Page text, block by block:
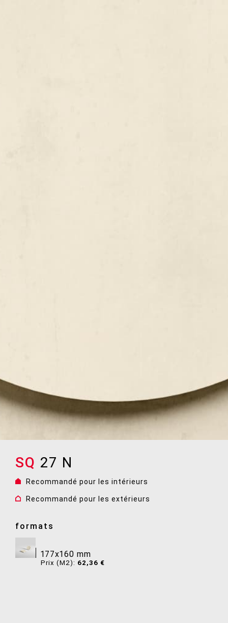
SQ 27 N
Recommandé pour les intérieurs
Recommandé pour les extérieurs
formats
177x160 mm
Prix (M2): 62,36 €
SQ 28 N
Recommandé pour les intérieurs
Recommandé pour les extérieurs
formats
177x160 mm
Prix (M2): 62,36 €
SQ 30 N
Recommandé pour les intérieurs
Recommandé pour les extérieurs
formats
177x160 mm
Prix (M2): 62,36 €